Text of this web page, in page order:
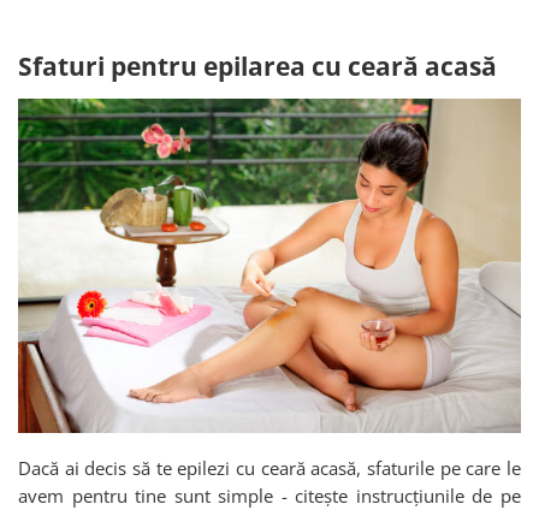
Sfaturi pentru epilarea cu ceară acasă
Dacă ai decis să te epilezi cu ceară acasă, sfaturile pe care le
avem pentru tine sunt simple - citește instrucțiunile de pe